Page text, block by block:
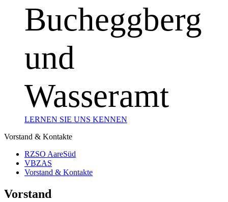
Bucheggberg
und
Wasseramt
LERNEN SIE UNS KENNEN
Vorstand & Kontakte
RZSO AareSüd
VBZAS
Vorstand & Kontakte
Vorstand